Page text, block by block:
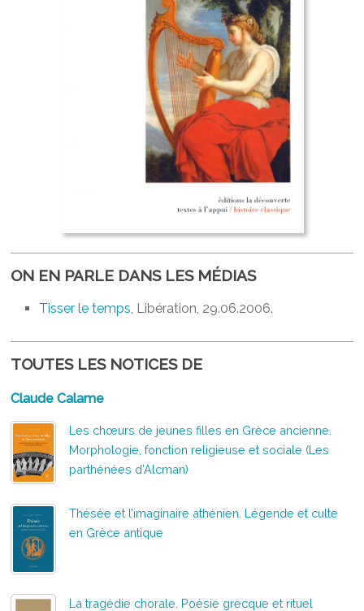
ON EN PARLE DANS LES MÉDIAS
Tisser le temps, Libération, 29.06.2006.
TOUTES LES NOTICES DE
Claude Calame
Les chœurs de jeunes filles en Grèce ancienne.
Morphologie, fonction religieuse et sociale (Les
parthénées d’Alcman)
Thésée et l’imaginaire athénien. Légende et culte
en Grèce antique
La tragédie chorale. Poésie grecque et rituel